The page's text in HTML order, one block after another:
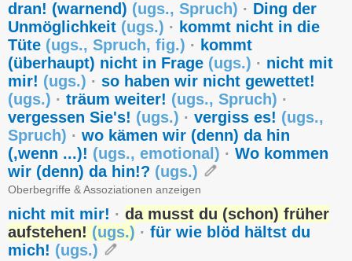
dran! (warnend) (ugs., Spruch) · Ding der
Unmöglichkeit (ugs.) · kommt nicht in die
Tüte (ugs., Spruch, fig.) · kommt
(überhaupt) nicht in Frage (ugs.) · nicht mit
mir! (ugs.) · so haben wir nicht gewettet!
(ugs.) · träum weiter! (ugs., Spruch) ·
vergessen Sie's! (ugs.) · vergiss es! (ugs.,
Spruch) · wo kämen wir (denn) da hin
(,wenn ...)! (ugs., emotional ) · Wo kommen
wir (denn) da hin!? (ugs.)
Oberbegriffe & Assoziationen anzeigen
nicht mit mir! · da musst du (schon) früher
aufstehen! (ugs.) · für wie blöd hältst du
mich! (ugs.)